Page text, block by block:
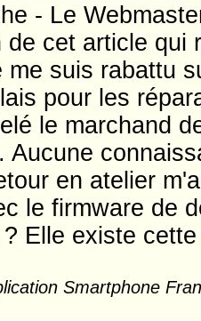
- Le
de cet article qui
me suis rabattu
pour les
le marchand
Aucune
en atelier
le firmware de
Elle existe
Smartphone